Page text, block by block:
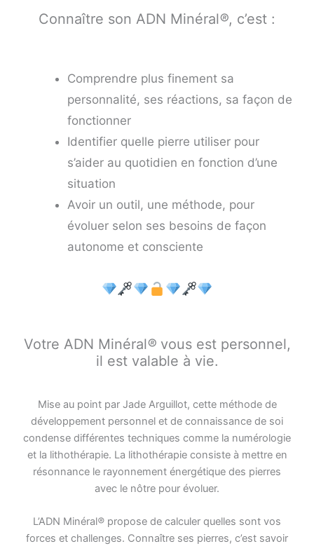
Connaître son ADN Minéral®, c’est :
Comprendre plus finement sa
personnalité, ses réactions, sa façon de
fonctionner
Identifier quelle pierre utiliser pour
s’aider au quotidien en fonction d’une
situation
Avoir un outil, une méthode, pour
évoluer selon ses besoins de façon
autonome et consciente
Votre ADN Minéral®vous est personnel,
il est valable à vie.
Mise au point par Jade Arguillot, cette méthode de
développement personnel et de connaissance de soi
condense différentes techniques comme la numérologie
et la lithothérapie. La lithothérapie consiste à mettre en
résonnance le rayonnement énergétique des pierres
avec le nôtre pour évoluer.
L’ADN Minéral® propose de calculer quelles sont vos
forces et challenges. Connaître ses pierres, c’est savoir